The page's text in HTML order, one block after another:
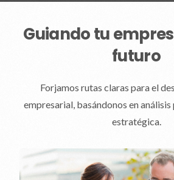
Guiando tu
futuro
Forjamos rutas claras para el
empresarial, basándonos en
estratégica.